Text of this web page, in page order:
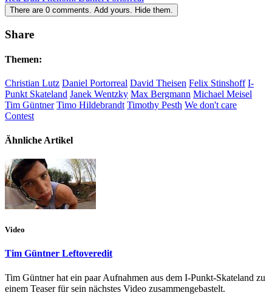
There are 0 comments. Add yours. Hide them.
Share
Themen:
Christian Lutz Daniel Portorreal David Theisen Felix Stinshoff I-
Punkt Skateland Janek Wentzky Max Bergmann Michael Meisel
Tim Güntner Timo Hildebrandt Timothy Pesth We don't care
Contest
Ähnliche Artikel
Video
Tim Güntner Leftoveredit
Tim Güntner hat ein paar Aufnahmen aus dem I-Punkt-Skateland zu
einem Teaser für sein nächstes Video zusammengebastelt.